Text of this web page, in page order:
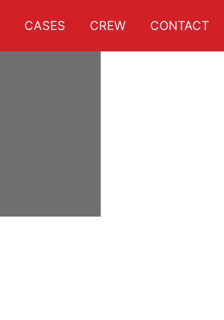
CASES CREW CONTACT